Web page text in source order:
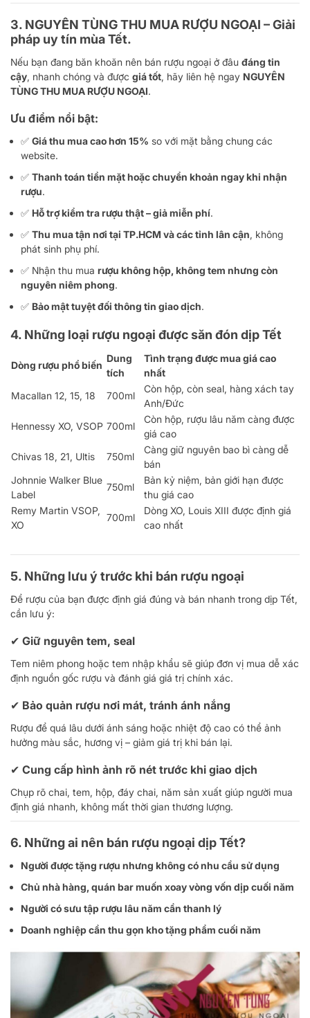
3. NGUYÊN TÙNG THU MUA RƯỢU NGOẠI – Giải
pháp uy tín mùa Tết.
Nếu bạn đang băn khoăn nên bán rượu ngoại ở đâu đáng tin
cậy, nhanh chóng và được giá tốt, hãy liên hệ ngay NGUYÊN
TÙNG THU MUA RƯỢU NGOẠI.
Ưu điểm nổi bật:
✅ Giá thu mua cao hơn 15% so với mặt bằng chung các
website.
✅ Thanh toán tiền mặt hoặc chuyển khoản ngay khi nhận
rượu.
✅ Hỗ trợ kiểm tra rượu thật – giả miễn phí.
✅ Thu mua tận nơi tại TP.HCM và các tỉnh lân cận, không
phát sinh phụ phí.
✅ Nhận thu mua rượu không hộp, không tem nhưng còn
nguyên niêm phong.
✅ Bảo mật tuyệt đối thông tin giao dịch.
4. Những loại rượu ngoại được săn đón dịp Tết
Dòng rượu phổ biến
Dung
tích
Tình trạng được mua giá cao
nhất
Macallan 12, 15, 18
700ml
Còn hộp, còn seal, hàng xách tay
Anh/Đức
Hennessy XO, VSOP 700ml
Còn hộp, rượu lâu năm càng được
giá cao
Chivas 18, 21, Ultis
750ml
Càng giữ nguyên bao bì càng dễ
bán
Johnnie Walker Blue
Label
750ml
Bản kỷ niệm, bản giới hạn được
thu giá cao
Remy Martin VSOP,
XO
700ml
Dòng XO, Louis XIII được định giá
cao nhất
5. Những lưu ý trước khi bán rượu ngoại
Để rượu của bạn được định giá đúng và bán nhanh trong dịp Tết,
cần lưu ý:
✔ Giữ nguyên tem, seal
Tem niêm phong hoặc tem nhập khẩu sẽ giúp đơn vị mua dễ xác
định nguồn gốc rượu và đánh giá giá trị chính xác.
✔ Bảo quản rượu nơi mát, tránh ánh nắng
Rượu để quá lâu dưới ánh sáng hoặc nhiệt độ cao có thể ảnh
hưởng màu sắc, hương vị – giảm giá trị khi bán lại.
✔ Cung cấp hình ảnh rõ nét trước khi giao dịch
Chụp rõ chai, tem, hộp, đáy chai, năm sản xuất giúp người mua
định giá nhanh, không mất thời gian thương lượng.
6. Những ai nên bán rượu ngoại dịp Tết?
Người được tặng rượu nhưng không có nhu cầu sử dụng
Chủ nhà hàng, quán bar muốn xoay vòng vốn dịp cuối năm
Người có sưu tập rượu lâu năm cần thanh lý
Doanh nghiệp cần thu gọn kho tặng phẩm cuối năm